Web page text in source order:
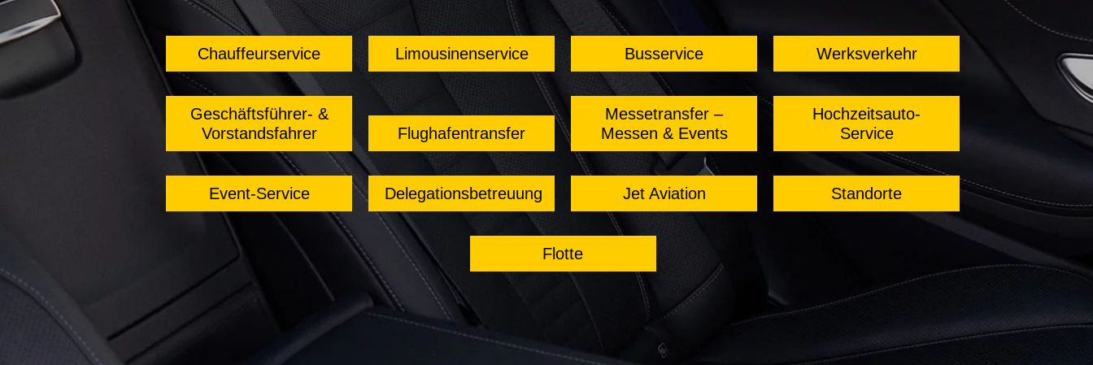
Chauffeurservice Limousinenservice Busservice Werksverkehr
Geschäftsführer- &
Vorstandsfahrer
Flughafentransfer
Messetransfer –
Messen & Events
Hochzeitsauto-
Service
Event-Service Delegationsbetreuung Jet Aviation Standorte
Flotte